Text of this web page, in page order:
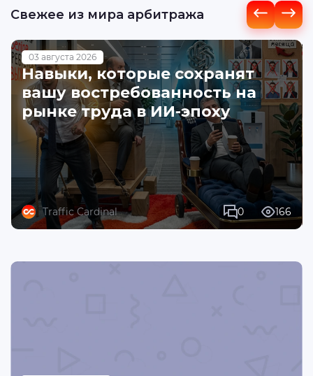
Свежее из мира арбитража
03 августа 2026
Навыки, которые сохранят
вашу востребованность на
рынке труда в ИИ-эпоху
Traffic Cardinal 0 166